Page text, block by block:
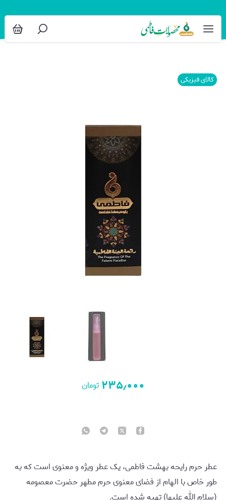
کالای فیزیکی
۲۳۵٫۰۰۰ تومان
عطر حرم رایحه بهشت فاطمی، یک عطر ویژه و معنوی است که به‌
طور خاص با الهام از فضای معنوی حرم مطهر حضرت معصومه